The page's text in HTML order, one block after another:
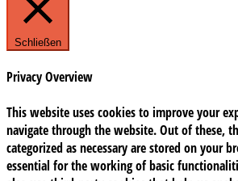
Schließen
Privacy Overview
This website uses cookies to improve your
navigate through the website. Out of these,
categorized as necessary are stored on your
essential for the working of basic